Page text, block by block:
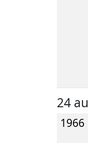
24
1966